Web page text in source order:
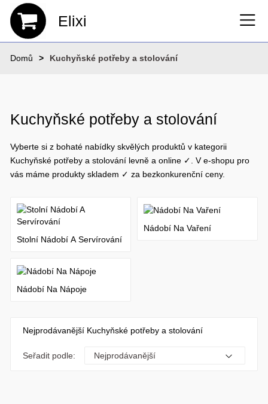
Elixi
Domů Kuchyňské potřeby a stolování
Kuchyňské potřeby a stolování
Vyberte si z bohaté nabídky skvělých produktů v kategorii
Kuchyňské potřeby a stolování levně a online ✓. V e-shopu pro
vás máme produkty skladem ✓ za bezkonkurenční ceny.
Stolní Nádobí A Servírování
Nádobí Na Vaření
Nádobí Na Nápoje
Nejprodávanější Kuchyňské potřeby a stolování
Seřadit podle: